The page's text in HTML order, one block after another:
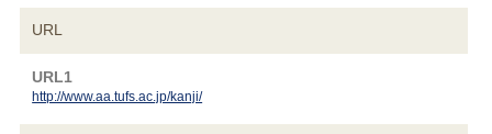
URL
URL1
http://www.aa.tufs.ac.jp/kanji/